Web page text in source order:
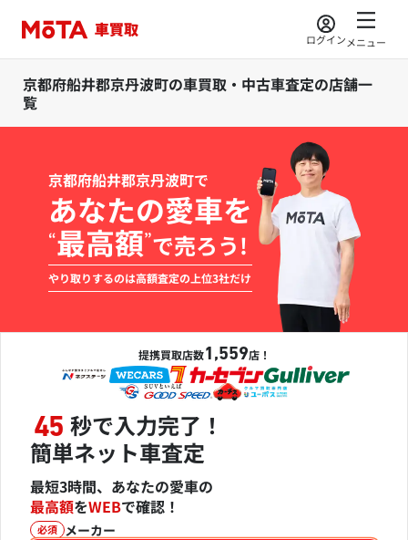
ログインメニュー
京都府船井郡京丹波町の車買取・中古車査定の店舗一
覧
京都府船井郡京丹波町で
あなたの愛車を
“最高額”で売ろう!
やり取りするのは高額査定の上位3社だけ
提携買取店数1,559店！
45 秒で入力完了！
簡単ネット車査定
最短3時間、あなたの愛車の
最高額をWEBで確認！
必須 メーカー